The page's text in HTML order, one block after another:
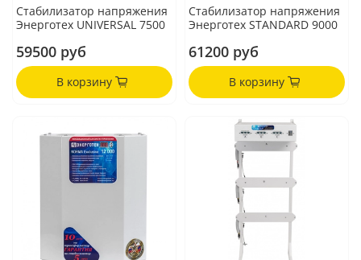
Стабилизатор напряжения
Энерготех UNIVERSAL 7500
59500 руб
В корзину
Стабилизатор напряжения
Энерготех STANDARD 9000
61200 руб
В корзину